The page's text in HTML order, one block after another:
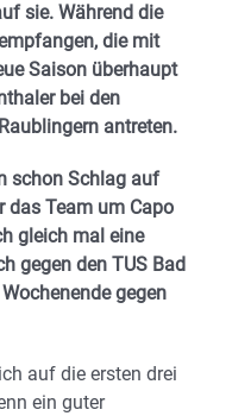
sie. Während die
die mit
Saison überhaupt
bei den
antreten.
schon Schlag auf
Team um Capo
gleich mal eine
gegen den TUS Bad
gegen
auf die ersten drei
ein guter